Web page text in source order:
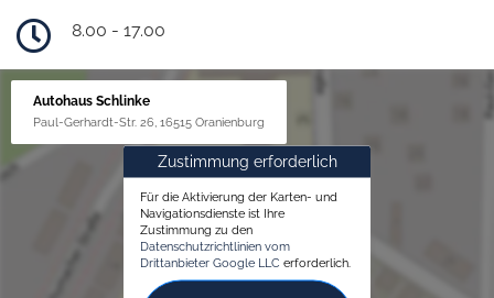
8.00 - 17.00
Autohaus Schlinke
Paul-Gerhardt-Str. 26, 16515 Oranienburg
Zustimmung erforderlich
Für die Aktivierung der Karten- und
Navigationsdienste ist Ihre
Zustimmung zu den
Datenschutzrichtlinien vom
Drittanbieter Google LLC erforderlich.